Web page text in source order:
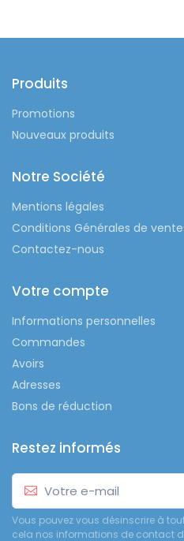
Produits
Promotions
Nouveaux produits
Notre Société
Mentions légales
Conditions Générales de
Contactez-nous
Votre compte
Informations personnelles
Commandes
Avoirs
Adresses
Bons de réduction
Restez informés
Vous pouvez vous désinscrire à
cela nos informations de contact